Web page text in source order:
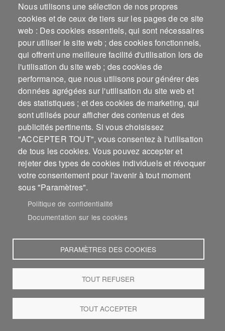
Côte d'Ivoire
Congo République Démocratique
Espagne
États-Unis d'Amérique (USA)
Inde
Irlande
Israël
Italie
Jamaïque
Mali
Mexique
Niger
Norvège
Pays-Bas
Royaume-Uni (UK)
Russie
Sénégal
Sierra Leone
Année de début
2014 2013
2005
2004 2003
2002
2000 1999
1997
1996 1995
1994
1992 1991
1989
1988 1987
1986
1984 1983
1981
1980 1979
1978
Nous utilisons une sélection de nos propres
cookies et de ceux de tiers sur les pages de ce site
web : Des cookies essentiels, qui sont nécessaires
pour utiliser le site web ; des cookies fonctionnels,
qui offrent une meilleure facilité d'utilisation lors de
l'utilisation du site web ; des cookies de
performance, que nous utilisons pour générer des
données agrégées sur l'utilisation du site web et
des statistiques ; et des cookies de marketing, qui
sont utilisés pour afficher des contenus et des
publicités pertinents. Si vous choisissez
"ACCEPTER TOUT", vous consentez à l'utilisation
de tous les cookies. Vous pouvez accepter et
rejeter des types de cookies individuels et révoquer
votre consentement pour l'avenir à tout moment
sous "Paramètres".
Politique de confidentialité
Documentation sur les cookies
PARAMÈTRES DES COOKIES
TOUT REFUSER
TOUT ACCEPTER